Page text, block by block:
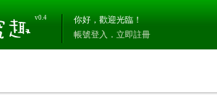
v0.4
你好，歡迎光臨！
帳號登入 ． 立即註冊